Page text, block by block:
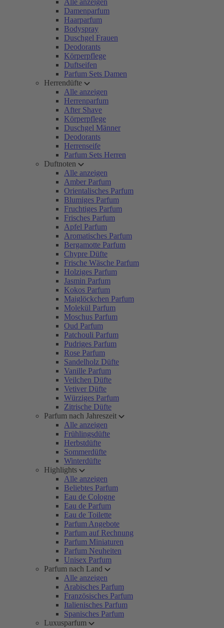
Alle anzeigen
Damenparfum
Haarparfum
Bodyspray
Duschgel Frauen
Deodorants
Körperpflege
Duftseifen
Parfum Sets Damen
Herrendüfte
Alle anzeigen
Herrenparfum
After Shave
Körperpflege
Duschgel Männer
Deodorants
Herrenseife
Parfum Sets Herren
Duftnoten
Alle anzeigen
Amber Parfum
Orientalisches Parfum
Blumiges Parfum
Fruchtiges Parfum
Frisches Parfum
Apfel Parfum
Aromatisches Parfum
Bergamotte Parfum
Chypre Düfte
Frische Wäsche Parfum
Holziges Parfum
Jasmin Parfum
Kokos Parfum
Maiglöckchen Parfum
Molekül Parfum
Moschus Parfum
Oud Parfum
Patchouli Parfum
Pudriges Parfum
Rose Parfum
Sandelholz Düfte
Vanille Parfum
Veilchen Düfte
Vetiver Düfte
Würziges Parfum
Zitrische Düfte
Parfum nach Jahreszeit
Alle anzeigen
Frühlingsdüfte
Herbstdüfte
Sommerdüfte
Winterdüfte
Highlights
Alle anzeigen
Beliebtes Parfum
Eau de Cologne
Eau de Parfum
Eau de Toilette
Parfum Angebote
Parfum auf Rechnung
Parfum Miniaturen
Parfum Neuheiten
Unisex Parfum
Parfum nach Land
Alle anzeigen
Arabisches Parfum
Französisches Parfum
Italienisches Parfum
Spanisches Parfum
Luxusparfum